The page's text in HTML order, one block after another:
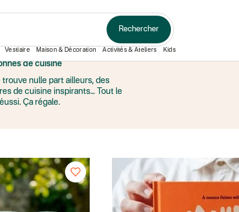
Rechercher
Vestiaire Maison & Décoration Activités & Ateliers Kids
de cuisine
trouve nulle part ailleurs, des
de cuisine inspirants… Tout le
Ça régale.